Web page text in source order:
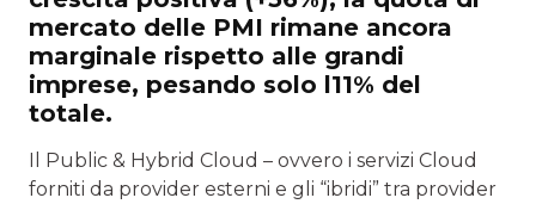
mercato delle PMI rimane ancora
marginale rispetto alle grandi
imprese, pesando solo l11% del
totale.
Il Public & Hybrid Cloud – ovvero i servizi Cloud
forniti da provider esterni e gli “ibridi” tra provider